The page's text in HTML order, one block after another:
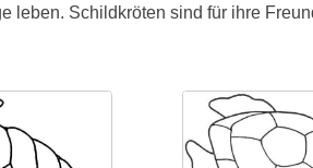
leben. Schildkröten sind für ihre